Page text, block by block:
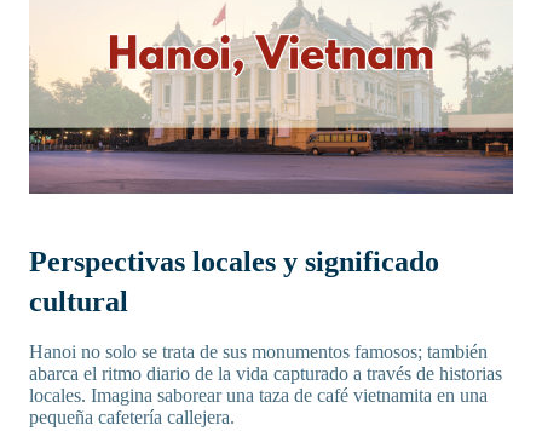
Perspectivas locales y significado
cultural
Hanoi no solo se trata de sus monumentos famosos; también
abarca el ritmo diario de la vida capturado a través de historias
locales. Imagina saborear una taza de café vietnamita en una
pequeña cafetería callejera.